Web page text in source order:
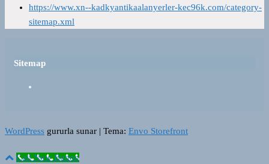
https://www.xn--kadkyantikaalanyerler-kec96k.com/category-
sitemap.xml
Sitemap
WordPress gururla sunar | Tema: Envo Storefront
Call Now Button